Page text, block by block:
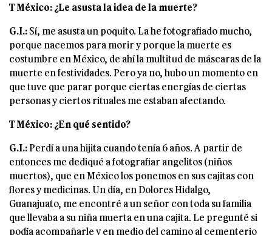
T México: ¿Le asusta la idea de la muerte?
G.I.: Sí, me asusta un poquito. La he fotografiado mucho,
porque nacemos para morir y porque la muerte es
costumbre en México, de ahí la multitud de máscaras de la
muerte en festividades. Pero ya no, hubo un momento en
que tuve que parar porque ciertas energías de ciertas
personas y ciertos rituales me estaban afectando.
T México: ¿En qué sentido?
G.I.: Perdí a una hijita cuando tenía 6 años. A partir de
entonces me dediqué a fotografiar angelitos (niños
muertos), que en México los ponemos en sus cajitas con
flores y medicinas. Un día, en Dolores Hidalgo,
Guanajuato, me encontré a un señor con toda su familia
que llevaba a su niña muerta en una cajita. Le pregunté si
podía acompañarle y en medio del camino al cementerio